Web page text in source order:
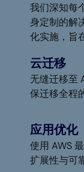
我们深知每
身定制的解
化实施，旨
云迁移
无缝迁移至
保迁移全程
应用优化
使用 AWS
扩展性与可